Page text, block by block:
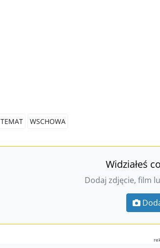
TEMAT WSCHOWA
Widziałeś
Dodaj zdjęcie, film